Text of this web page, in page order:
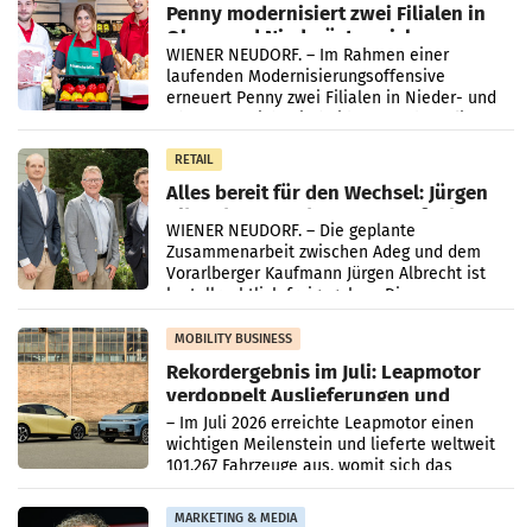
Penny modernisiert zwei Filialen in
Ober- und Niederösterreich
WIENER NEUDORF. – Im Rahmen einer
laufenden Modernisierungsoffensive
erneuert Penny zwei Filialen in Nieder- und
RETAIL
Alles bereit für den Wechsel: Jürgen
Albrecht setzt ab 1.1.2027 auf Adeg
WIENER NEUDORF. – Die geplante
Zusammenarbeit zwischen Adeg und dem
Vorarlberger Kaufmann Jürgen Albrecht ist
kartellrechtlich freigegeben: Die
Bundeswettbewerbsbehörde und der
Bundeskartellanwalt
MOBILITY BUSINESS
Rekordergebnis im Juli: Leapmotor
verdoppelt Auslieferungen und
überschreitet die 100.000er-Marke
– Im Juli 2026 erreichte Leapmotor einen
wichtigen Meilenstein und lieferte weltweit
101.267 Fahrzeuge aus, womit sich das
Ergebnis gegenüber Juli 2025 mehr als
verdoppelte (+102
MARKETING & MEDIA